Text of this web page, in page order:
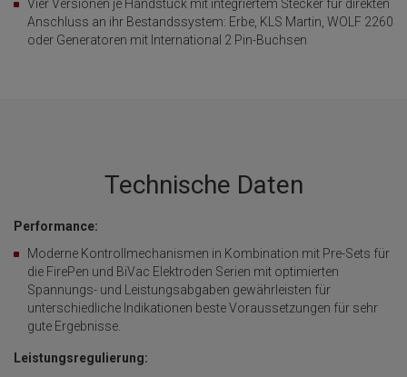
Vier Versionen je Handstück mit integriertem Stecker für direkten
Anschluss an ihr Bestandssystem: Erbe, KLS Martin, WOLF 2260
oder Generatoren mit International 2 Pin-Buchsen
Technische Daten
Performance:
Moderne Kontrollmechanismen in Kombination mit Pre-Sets für
die FirePen und BiVac Elektroden Serien mit optimierten
Spannungs- und Leistungsabgaben gewährleisten für
unterschiedliche Indikationen beste Voraussetzungen für sehr
gute Ergebnisse.
Leistungsregulierung: